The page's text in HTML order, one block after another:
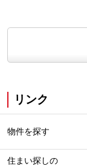
リンク
物件を探す
住まい探しの